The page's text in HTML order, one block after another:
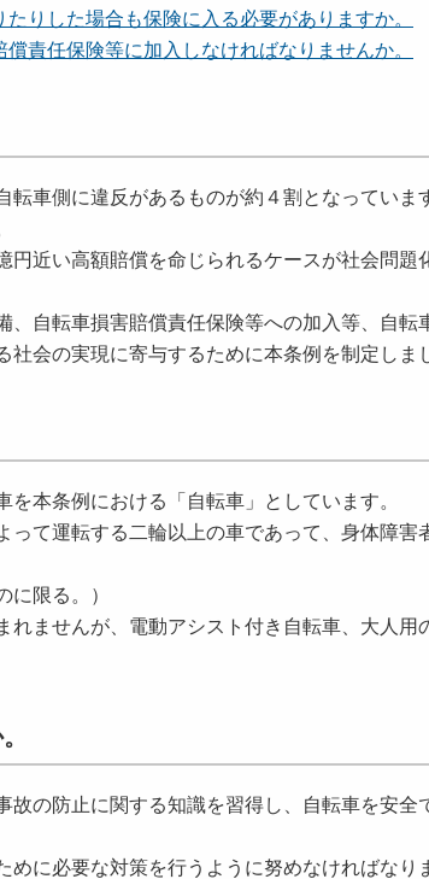
りした場合も保険に入る必要がありますか。
責任保険等に加入しなければなりませんか。
車側に違反があるものが約４割となっていま
近い高額賠償を命じられるケースが社会問題
、自転車損害賠償責任保険等への加入等、自転
会の実現に寄与するために本条例を制定しま
本条例における「自転車」としています。
って運転する二輪以上の車であって、身体障害
に限る。）
れませんが、電動アシスト付き自転車、大人用
の防止に関する知識を習得し、自転車を安全
に必要な対策を行うように努めなければなり